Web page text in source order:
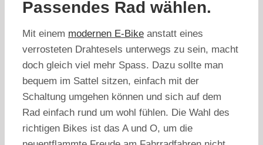
Passendes Rad wählen.
Mit einem modernen E-Bike anstatt eines
verrosteten Drahtesels unterwegs zu sein, macht
doch gleich viel mehr Spass. Dazu sollte man
bequem im Sattel sitzen, einfach mit der
Schaltung umgehen können und sich auf dem
Rad einfach rund um wohl fühlen. Die Wahl des
richtigen Bikes ist das A und O, um die